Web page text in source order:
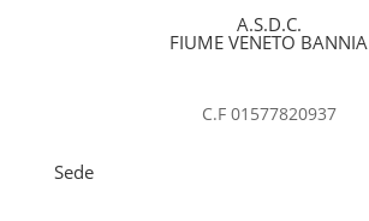
A.S.D.C.
FIUME VENETO BANNIA
C.F 01577820937
Sede